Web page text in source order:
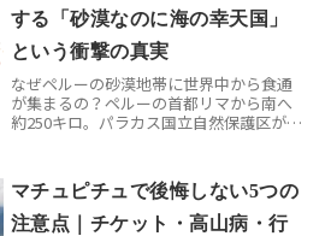
する「砂漠なのに海の幸天国」
という衝撃の真実
なぜペルーの砂漠地帯に世界中から食通
が集まるの？ペルーの首都リマから南へ
約250キロ。パラカス国立自然保護区があ
れてみると、この先入観は見事に裏切ら
れます。太平洋に面し...
マチュピチュで後悔しない5つの
注意点｜チケット・高山病・行